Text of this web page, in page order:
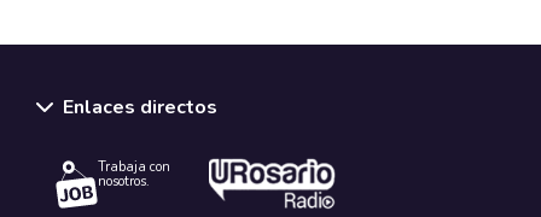
Enlaces directos
Trabaja con
nosotros.